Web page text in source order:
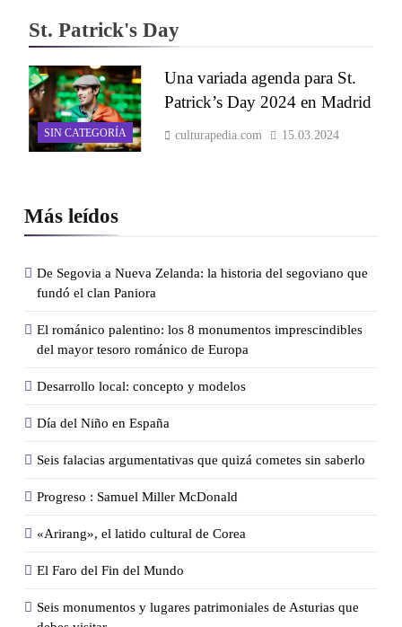
Más leídos
De Segovia a Nueva Zelanda: la historia del segoviano que
fundó el clan Paniora
El románico palentino: los 8 monumentos imprescindibles
del mayor tesoro románico de Europa
Desarrollo local: concepto y modelos
Día del Niño en España
Seis falacias argumentativas que quizá cometes sin saberlo
Progreso : Samuel Miller McDonald
«Arirang», el latido cultural de Corea
El Faro del Fin del Mundo
Seis monumentos y lugares patrimoniales de Asturias que
St. Patrick's Day
SIN CATEGORÍA
Una variada agenda para St.
Patrick’s Day 2024 en Madrid
culturapedia.com 15.03.2024